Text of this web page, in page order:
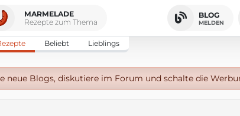
MARMELADE
Rezepte zum Thema
BLOG
MELDEN
Beliebt Lieblings
neue Blogs, diskutiere im Forum und schalte die